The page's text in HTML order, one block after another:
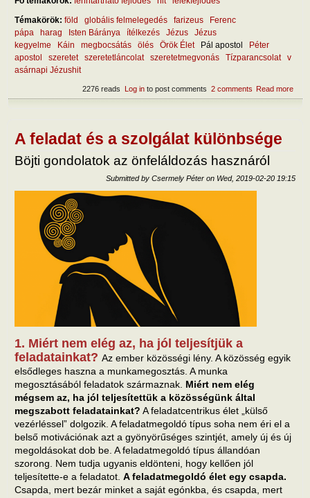
Témakörök: föld globális felmelegedés farizeus
Ferenc
pápa
harag Isten Báránya ítélkezés Jézus
Jézus
kegyelme
Káin megbocsátás ölés Örök Élet Pál apostol
Péter
apostol
szeretet szeretetláncolat szeretetmegvonás Tízparancsolat
v
asárnapi Jézushit
Read more
2 comments
Log into post comments
2276 reads
A feladat és a szolgálat különbsége
Böjti gondolatok az önfeláldozás hasznáról
Submitted by Csermely Péter on Wed, 2019-02-20 19:15
1. Miért nem elég az, ha jól teljesítjük a
feladatainkat? Az ember közösségi lény. A közösség egyik
elsődleges haszna a munkamegosztás. A munka
megosztásából feladatok származnak. Miért nem elég
mégsem az, ha jól teljesítettük a közösségünk által
megszabott feladatainkat? A feladatcentrikus élet „külső
vezérléssel” dolgozik. A feladatmegoldó típus soha nem éri el a
belső motivációnak azt a gyönyörűséges szintjét, amely új és új
megoldásokat dob be. A feladatmegoldó típus állandóan
szorong. Nem tudja ugyanis eldönteni, hogy kellően jól
teljesítette-e a feladatot. A feladatmegoldó élet egy csapda.
Csapda, mert bezár minket a saját egónkba, és csapda, mert